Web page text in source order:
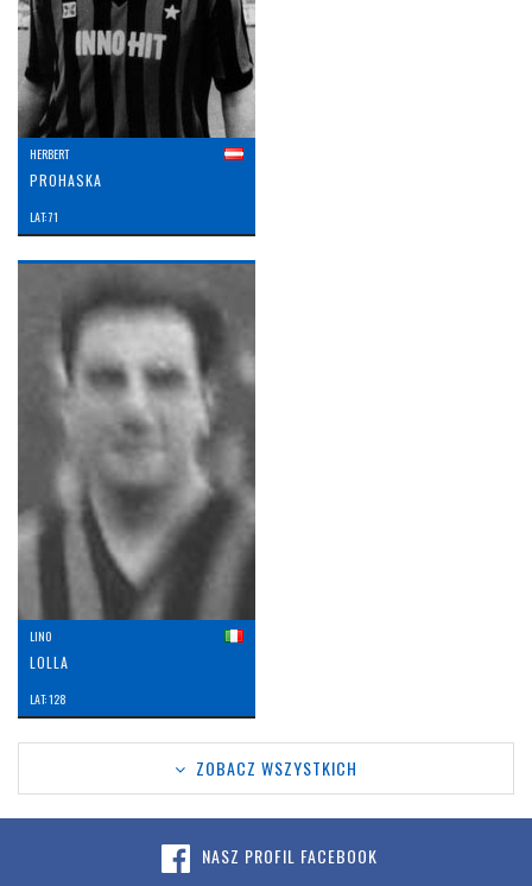
HERBERT
PROHASKA
LAT: 71
LINO
LOLLA
LAT: 128
ZOBACZ WSZYSTKICH
NASZ PROFIL FACEBOOK